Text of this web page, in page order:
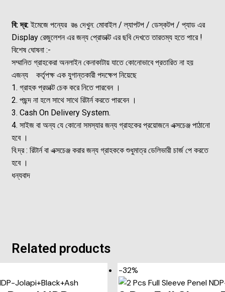
বি: দ্র:ইমেজে পন্যের রঙ দেখুন: মোবাইল / ল্যাপটপ / ডেস্কটপ / প্যাড এর
Display রেজুলেশন এর জন্য প্রোডাক্ট এর ছবি দেখতে তারতম্য হতে পারে !
বিশেষ ঘোষনা :-
সম্মানিত গ্রাহকেরা অনলাইন কেনাকাটায় যাতে কোনোভাবে প্রতারিত না হয়
এজন্য কর্তৃপক্ষ এক যুগান্তকারী পদক্ষেপ নিয়েছে
1. গ্রাহক প্রডাক্ট চেক করে নিতে পারবেন ।
2. পছন্দ না হলে সাথে সাথে রিটার্ন করতে পারবেন ।
3. Cash On Delivery System.
4. সাইজ বা অন্য যে কোনো সমস্যার জন্য গ্রাহকের প্রয়োজনে এক্সচেঞ্জ পাঠানো
হবে ।
বি.দ্র : রিটার্ন বা এক্সচেঞ্জ করার জন্য গ্রাহককে শুধুমাত্র ডেলিভারী চার্জ পে করতে
হবে ।
ধন্যবাদ
Related products
-32%